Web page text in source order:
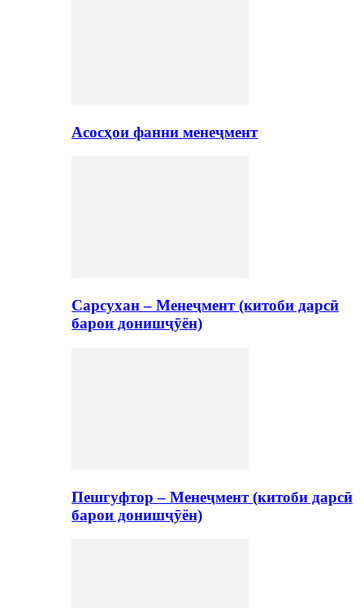
Асосҳои фанни менеҷмент
Сарсухан – Менеҷмент (китоби дарсӣ
барои донишҷӯён)
Пешгуфтор – Менеҷмент (китоби дарсӣ
барои донишҷӯён)